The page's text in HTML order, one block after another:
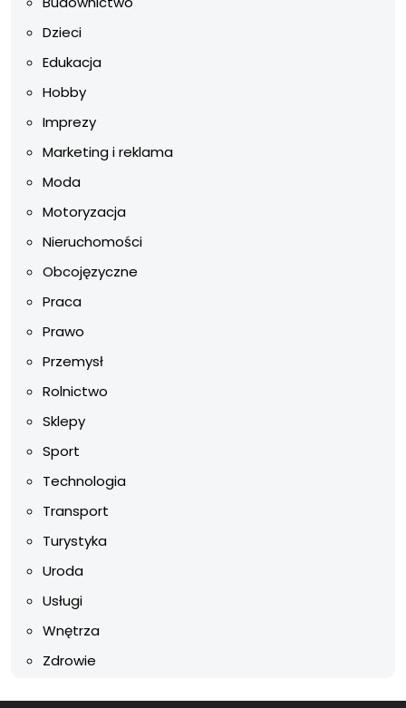
Dzieci
Edukacja
Hobby
Imprezy
Marketing i reklama
Moda
Motoryzacja
Nieruchomości
Obcojęzyczne
Praca
Prawo
Przemysł
Rolnictwo
Sklepy
Sport
Technologia
Transport
Turystyka
Uroda
Usługi
Wnętrza
Zdrowie